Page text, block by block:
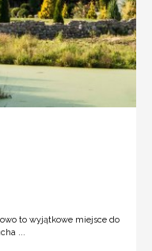
to wyjątkowe miejsce do
...